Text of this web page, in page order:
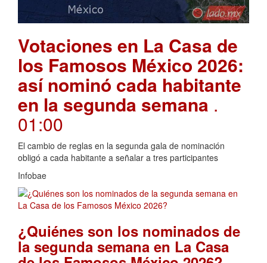
Votaciones en La Casa de
los Famosos México 2026:
así nominó cada habitante
en la segunda semana .
01:00
El cambio de reglas en la segunda gala de nominación
obligó a cada habitante a señalar a tres participantes
Infobae
¿Quiénes son los nominados de
la segunda semana en La Casa